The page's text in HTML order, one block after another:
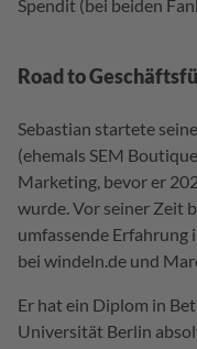
Spendit (bei beiden
Road to
Sebastian startete
(ehemals SEM
Marketing, bevor er
wurde. Vor seiner Zeit
umfassende
bei windeln.de und
Er hat ein Diplom in
Universität Berlin